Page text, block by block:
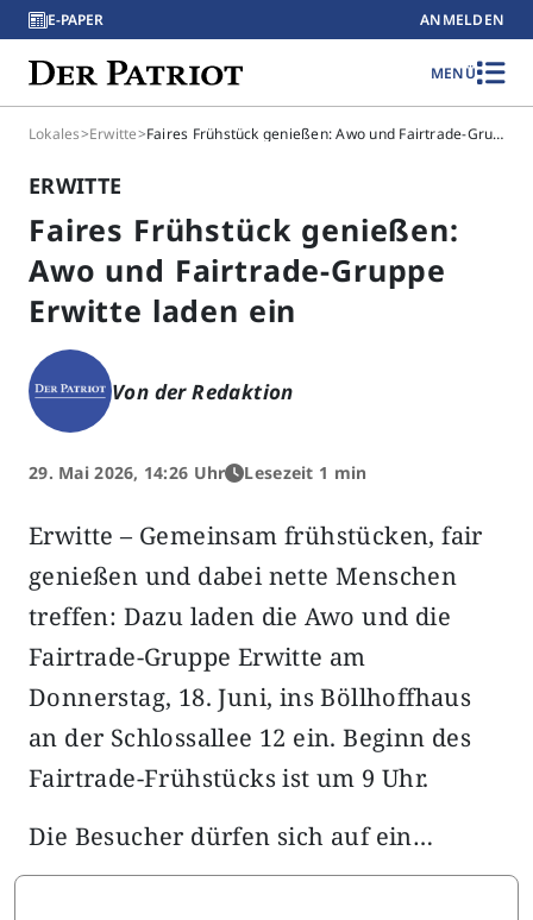
E-PAPER ANMELDEN
MENÜ
Lokales>Erwitte> Faires Frühstück genießen: Awo und Fairtrade-Gruppe Erwitte laden ein
ERWITTE
Faires Frühstück genießen:
Awo und Fairtrade-Gruppe
Erwitte laden ein
Von der Redaktion
29. Mai 2026, 14:26 Uhr Lesezeit 1 min
Erwitte – Gemeinsam frühstücken, fair
genießen und dabei nette Menschen
treffen: Dazu laden die Awo und die
Fairtrade-Gruppe Erwitte am
Donnerstag, 18. Juni, ins Böllhoffhaus
an der Schlossallee 12 ein. Beginn des
Fairtrade-Frühstücks ist um 9 Uhr.
Die Besucher dürfen sich auf ein…